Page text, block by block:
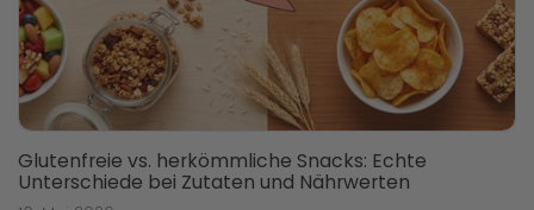
Glutenfreie vs. herkömmliche Snacks: Echte
Unterschiede bei Zutaten und Nährwerten